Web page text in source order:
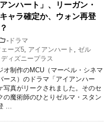
ンハート」、リーガン・
ャラ確定か、ウォン再登
- ドラマ
ェーズ5 アイアンハート ,ゼル
ディズニープラス
オ制作のMCU（マーベル・シネマ
ース）のドラマ「アイアンハー
写真がリークされました。そのセ
の魔術師のひとりゼルマ・スタン
…